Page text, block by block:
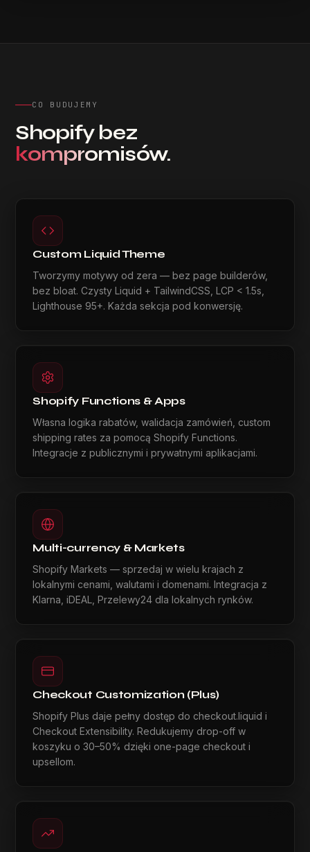
CO BUDUJEMY
Shopify bez
kompromisów.
Custom Liquid Theme
Tworzymy motywy od zera — bez page builderów,
bez bloat. Czysty Liquid + TailwindCSS, LCP < 1.5s,
Lighthouse 95+. Każda sekcja pod konwersję.
Shopify Functions & Apps
Własna logika rabatów, walidacja zamówień, custom
shipping rates za pomocą Shopify Functions.
Integracje z publicznymi i prywatnymi aplikacjami.
Multi-currency & Markets
Shopify Markets — sprzedaj w wielu krajach z
lokalnymi cenami, walutami i domenami. Integracja z
Klarna, iDEAL, Przelewy24 dla lokalnych rynków.
Checkout Customization (Plus)
Shopify Plus daje pełny dostęp do checkout.liquid i
Checkout Extensibility. Redukujemy drop-off w
koszyku o 30–50% dzięki one-page checkout i
upsellom.